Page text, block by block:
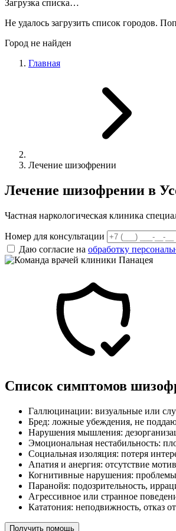
Загрузка списка…
Не удалось загрузить список городов.
Город не найден
Главная
Лечение шизофрении
Лечение шизофрении в
Частная наркологическая клиника
Номер для консультации
Даю согласие на обработку
Список симптомов
Галлюцинации: визуальные или
Бред: ложные убеждения, не
Нарушения мышления:
Эмоциональная нестабильность:
Социальная изоляция: потеря
Апатия и анергия: отсутствие
Когнитивные нарушения:
Паранойя: подозрительность,
Агрессивное или странное
Кататония: неподвижность, отказ
Получить помощь